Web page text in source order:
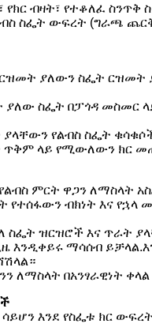
ብዛት፣ የተቆለፈ
ስፌት ውፍረት (ግራጫ
ያለውን ስፌት ርዝመት
ያለው ስፌት በፓጎዳ መስመር
የልብስ ስፌት
ላይ የሚውለውን ክር
ምርት ዋጋን ለማስላት
ብክነት እና የኋላ
ስፌት ዝርዝሮች እና ጥራት
እንዲቀይሩ ማሳሰብ
ለማስላት በአንፃራዊነት
እንደ የስፌቱ ክር